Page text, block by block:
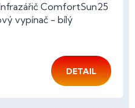
ComfortSun25
vypínač - bílý
DETAIL